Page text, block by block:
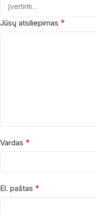
Jūsų atsiliepimas *
Vardas *
El. paštas *